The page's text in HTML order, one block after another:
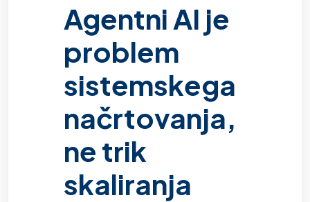
Agentni AI je
problem
sistemskega
načrtovanja,
ne trik
skaliranja